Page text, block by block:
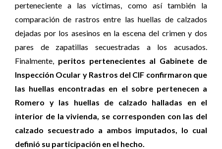
perteneciente a las víctimas, como así también la
comparación de rastros entre las huellas de calzados
dejadas por los asesinos en la escena del crimen y dos
pares de zapatillas secuestradas a los acusados.
Finalmente, peritos pertenecientes al Gabinete de
Inspección Ocular y Rastros del CIF confirmaron que
las huellas encontradas en el sobre pertenecen a
Romero y las huellas de calzado halladas en el
interior de la vivienda, se corresponden con las del
calzado secuestrado a ambos imputados, lo cual
definió su participación en el hecho.